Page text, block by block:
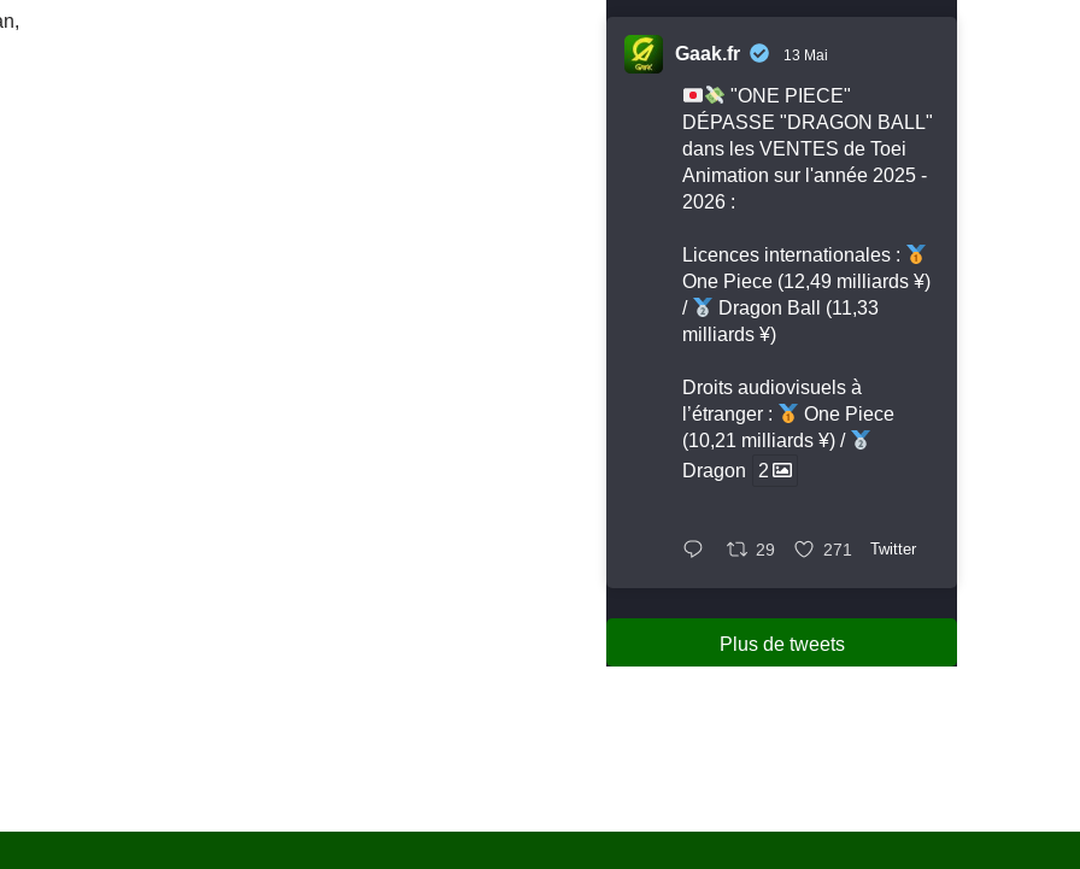
Gaak.fr 13 Mai
"ONE PIECE"
DÉPASSE "DRAGON BALL"
dans les VENTES de Toei
Animation sur l'année 2025 -
2026 :
Licences internationales :
One Piece (12,49 milliards ¥)
/
Dragon Ball (11,33
milliards ¥)
Droits audiovisuels à
l’étranger :
One Piece
(10,21 milliards ¥) /
Dragon
2
29 271 Twitter
Plus de tweets